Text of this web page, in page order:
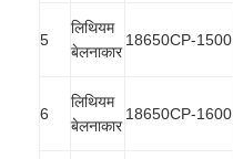
5
लिथियम
बेलनाकार
18650CP-1500
6
लिथियम
बेलनाकार
18650CP-1600